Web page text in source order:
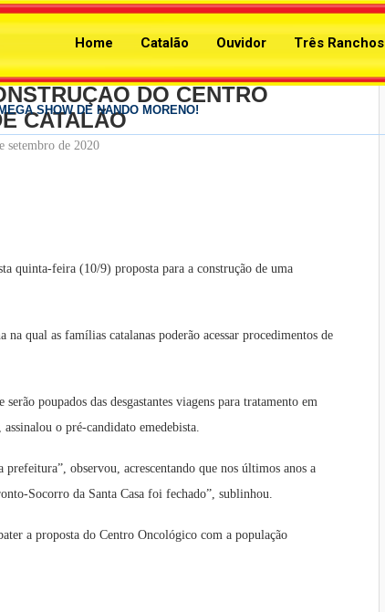
Home Catalão Ouvidor Três Ranchos
Vilela à reeleição e confirma Luiz...
Vilela com vantagem e vitória em primeiro...
do Carmo para compor chapa ao...
de trabalho no Natal do...
prestadores do Ipasgo Saúde é prorrogado...
apoio de 227 prefeitos e...
especial e convida toda a...
e materiais de apoio para o...
CENTRO ONCOLÓGICO DE CATALÃO
DO CENTRO
CATALÃO
setembro de 2020
quinta-feira (10/9) proposta para a construção de uma
qual as famílias catalanas poderão acessar procedimentos de
poupados das desgastantes viagens para tratamento em
o pré-candidato emedebista.
observou, acrescentando que nos últimos anos a
Socorro da Santa Casa foi fechado”, sublinhou.
a proposta do Centro Oncológico com a população